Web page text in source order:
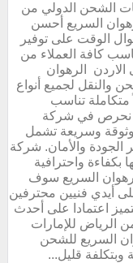
الشحن الدولي من
السريع أحسن
الوقت على توفير
كافة العملاء من
الرهوان
والنقل لجميع أنواع
متكاملة تناسب
نحرص في شركة
وسريعة تشمل
الجودة والأمان. شركة
واحترافية
السريع سوف
فنيين محترفين
اعتمادا على أحدث
الرياض للإمارات
السريع للشحن
قليل...